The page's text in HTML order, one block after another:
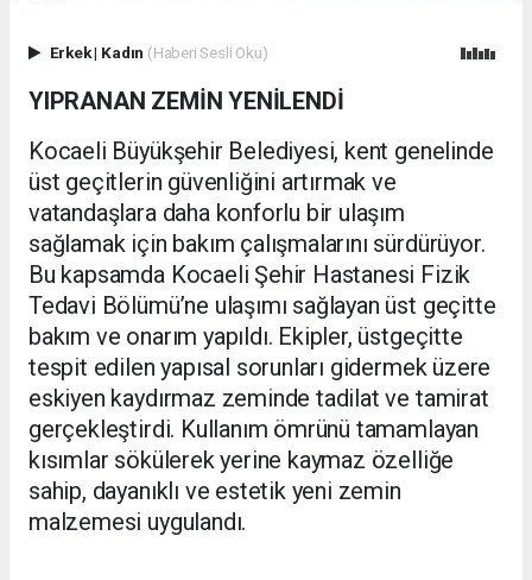
Erkek| Kadın (Haberi Sesli Oku)
YIPRANAN ZEMİN YENİLENDİ
Kocaeli Büyükşehir Belediyesi, kent genelinde
üst geçitlerin güvenliğini artırmak ve
vatandaşlara daha konforlu bir ulaşım
sağlamak için bakım çalışmalarını sürdürüyor.
Bu kapsamda Kocaeli Şehir Hastanesi Fizik
Tedavi Bölümü’ne ulaşımı sağlayan üst geçitte
bakım ve onarım yapıldı. Ekipler, üstgeçitte
tespit edilen yapısal sorunları gidermek üzere
eskiyen kaydırmaz zeminde tadilat ve tamirat
gerçekleştirdi. Kullanım ömrünü tamamlayan
kısımlar sökülerek yerine kaymaz özelliğe
sahip, dayanıklı ve estetik yeni zemin
malzemesi uygulandı.